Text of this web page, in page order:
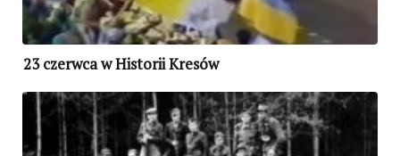
23 czerwca w Historii Kresów